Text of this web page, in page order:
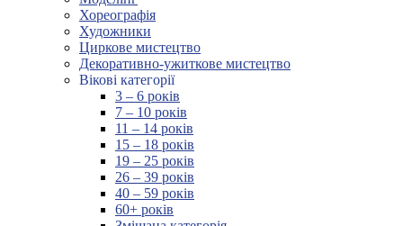
Хореографія
Художники
Циркове мистецтво
Декоративно-ужиткове мистецтво
Вікові категорії
3 – 6 років
7 – 10 років
11 – 14 років
15 – 18 років
19 – 25 років
26 – 39 років
40 – 59 років
60+ років